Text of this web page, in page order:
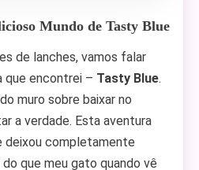
Mundo de Tasty Blue
de lanches, vamos falar
que encontrei – Tasty Blue.
muro sobre baixar no
a verdade. Esta aventura
deixou completamente
que meu gato quando vê